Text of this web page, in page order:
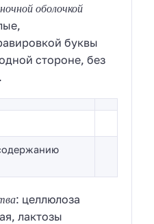
оболочкой
буквы
стороне, без
: целлюлоза
лактозы